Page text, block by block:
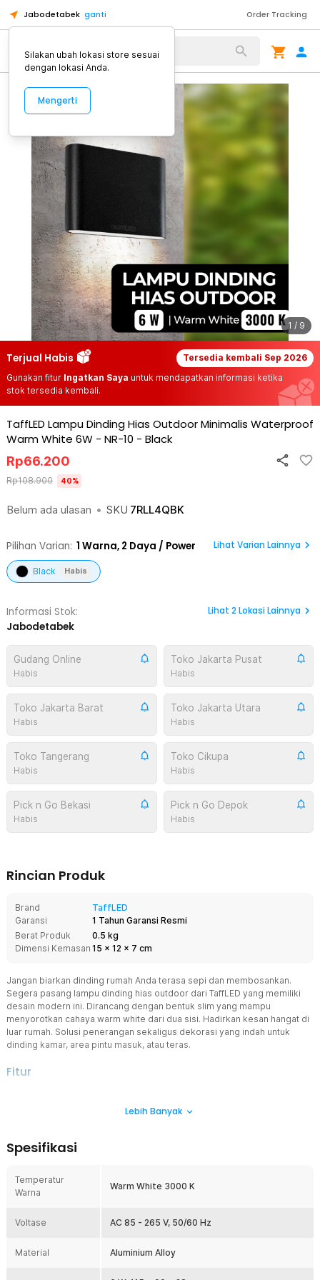
Jabodetabek ganti Order Tracking
Alat Kopi
1 / 9
Terjual Habis Tersedia kembali Sep 2026
Gunakan fitur Ingatkan Saya untuk mendapatkan informasi ketika
stok tersedia kembali.
TaffLED Lampu Dinding Hias Outdoor Minimalis Waterproof
Warm White 6W - NR-10 - Black
Belum ada ulasan • SKU 7RLL4QBK
Rp66.200
Rp108.900 40%
Pilihan Varian: 1 Warna, 2 Daya / Power Lihat Varian Lainnya
Black Habis
Informasi Stok:
Jabodetabek
Lihat 2Lokasi Lainnya
Gudang Online
Habis
Toko Jakarta Pusat
Habis
Toko Jakarta Barat
Habis
Toko Jakarta Utara
Habis
Toko Tangerang
Habis
Toko Cikupa
Habis
Pick n Go Bekasi
Habis
Pick n Go Depok
Habis
Rincian Produk
Brand
TaffLED
Garansi
1 Tahun Garansi Resmi
Berat Produk
0.5 kg
Dimensi Kemasan 15 x 12 x 7 cm
Jangan biarkan dinding rumah Anda terasa sepi dan membosankan.
Segera pasang lampu dinding hias outdoor dari TaffLED yang memiliki
desain modern ini. Dirancang dengan bentuk slim yang mampu
menyorotkan cahaya warm white dari dua sisi. Hadirkan kesan hangat di
luar rumah. Solusi penerangan sekaligus dekorasi yang indah untuk
dinding kamar, area pintu masuk, atau teras.
Fitur
Hadir dengan desain minimalis dan ramping, membuatnya cocok
unik dan menawan, menciptakan pencahayaan yang lembut namun
mempercantik setiap sudut rumah Anda, baik siang maupun malam
hari.
Pancaran cahaya warm white 3000 K yang dihasilkan oleh lampu ini
relaksasi pada area sekitar. Berbeda dengan lampu biasa, cahaya
dari lampu ini tidak langsung menyorot keluar, melainkan menyebar
Lebih Banyak
Spesifikasi
Temperatur
Warna
Warm White 3000 K
Voltase AC 85 - 265 V, 50/60 Hz
Material Aluminium Alloy
Silakan ubah lokasi store sesuai
dengan lokasi Anda.
Mengerti